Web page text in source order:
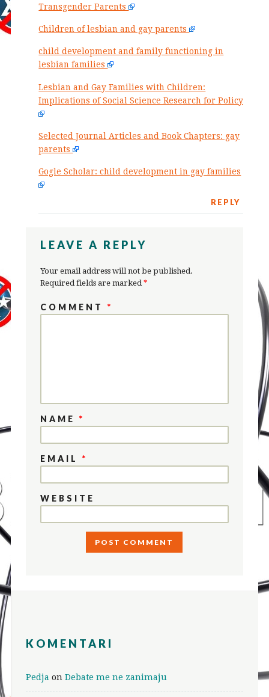
Transgender Parents
Children of lesbian and gay parents
child development and family functioning in
lesbian families
Lesbian and Gay Families with Children:
Implications of Social Science Research for Policy
Selected Journal Articles and Book Chapters: gay
parents
Gogle Scholar: child development in gay families
REPLY
LEAVE A REPLY
Your email address will not be published.
Required fields are marked*
COMMENT*
NAME*
EMAIL*
WEBSITE
KOMENTARI
Pedja on Debate me ne zanimaju